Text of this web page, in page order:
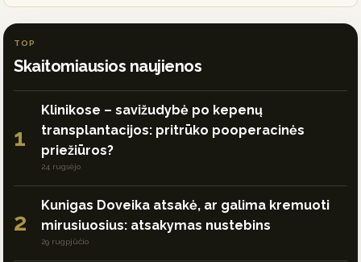
TOP
Skaitomiausios naujienos
1
Klinikose – savižudybė po kepenų
transplantacijos: pritrūko pooperacinės
priežiūros?
24 rugsėjo
2
Kunigas Doveika atsakė, ar galima kremuoti
mirusiuosius: atsakymas nustebins
29 rugpjūčio